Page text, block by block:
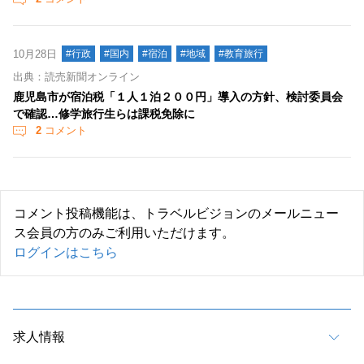
10月28日 #行政 #国内 #宿泊 #地域 #教育旅行
出典：読売新聞オンライン
鹿児島市が宿泊税「１人１泊２００円」導入の方針、検討委員会
で確認…修学旅行生らは課税免除に
2 コメント
コメント投稿機能は、トラベルビジョンのメールニュー
ス会員の方のみご利用いただけます。
ログインはこちら
求人情報